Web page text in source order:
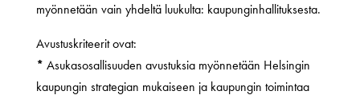
myönnetään vain yhdeltä luukulta: kaupunginhallituksesta.
Avustuskriteerit ovat:
* Asukasosallisuuden avustuksia myönnetään Helsingin
kaupungin strategian mukaiseen ja kaupungin toimintaa